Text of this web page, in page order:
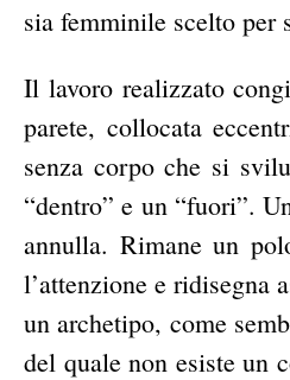
sia femminile scelto per
Il lavoro realizzato
parete, collocata
senza corpo che si
“dentro” e un “fuori”.
annulla. Rimane un
l’attenzione e ridisegna
un archetipo, come
del quale non esiste un